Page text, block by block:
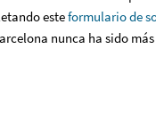
esteformulario de
nunca ha sido